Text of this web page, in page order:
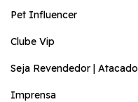
Pet Influencer
Clube Vip
Seja Revendedor | Atacado
Imprensa